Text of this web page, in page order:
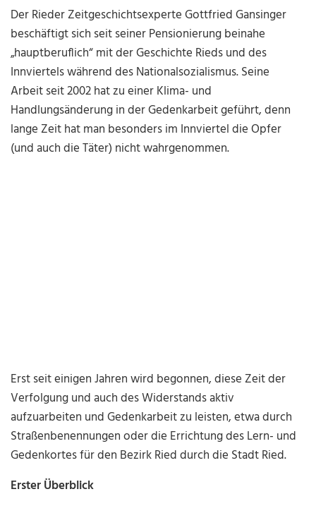
Der Rieder Zeitgeschichtsexperte Gottfried Gansinger
beschäftigt sich seit seiner Pensionierung beinahe
„hauptberuflich“ mit der Geschichte Rieds und des
Innviertels während des Nationalsozialismus. Seine
Arbeit seit 2002 hat zu einer Klima- und
Handlungsänderung in der Gedenkarbeit geführt, denn
lange Zeit hat man besonders im Innviertel die Opfer
(und auch die Täter) nicht wahrgenommen.
Erst seit einigen Jahren wird begonnen, diese Zeit der
Verfolgung und auch des Widerstands aktiv
aufzuarbeiten und Gedenkarbeit zu leisten, etwa durch
Straßenbenennungen oder die Errichtung des Lern- und
Gedenkortes für den Bezirk Ried durch die Stadt Ried.
Erster Überblick